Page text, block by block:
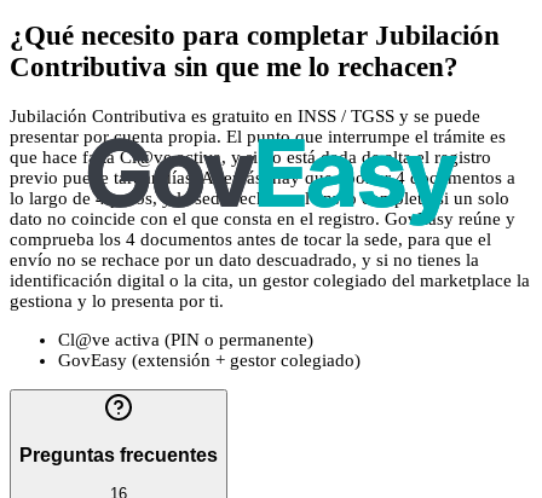
¿Qué necesito para completar Jubilación
Contributiva sin que me lo rechacen?
Jubilación Contributiva es gratuito en INSS / TGSS y se puede
presentar por cuenta propia. El punto que interrumpe el trámite es
que hace falta Cl@ve activa, y si no está dada de alta el registro
previo puede tardar días. Además, hay que aportar 4 documentos a
lo largo de 4 pasos, y la sede rechaza el envío completo si un solo
dato no coincide con el que consta en el registro. GovEasy reúne y
comprueba los 4 documentos antes de tocar la sede, para que el
envío no se rechace por un dato descuadrado, y si no tienes la
identificación digital o la cita, un gestor colegiado del marketplace la
gestiona y lo presenta por ti.
Cl@ve activa (PIN o permanente)
GovEasy (extensión + gestor colegiado)
Preguntas frecuentes
16